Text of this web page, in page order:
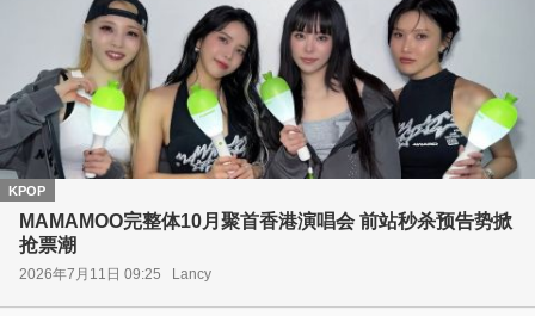
KPOP
MAMAMOO完整体10月聚首香港演唱会 前站秒杀预告势掀
抢票潮
2026年7月11日 09:25 Lancy